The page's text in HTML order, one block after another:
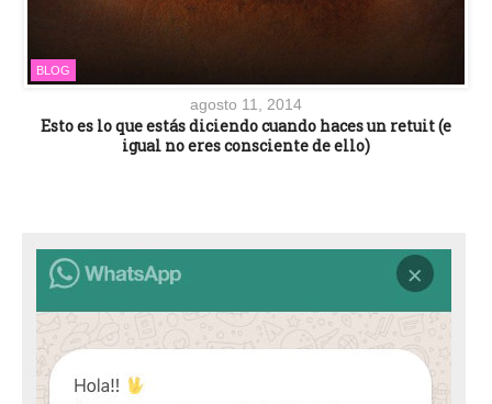
BLOG
agosto 11, 2014
Esto es lo que estás diciendo cuando haces un retuit (e
igual no eres consciente de ello)